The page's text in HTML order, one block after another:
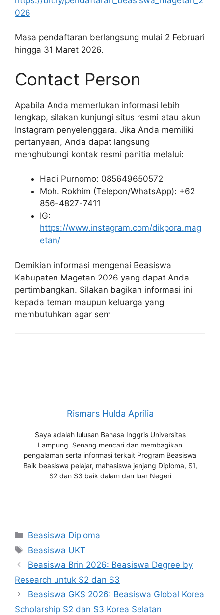
026
Masa pendaftaran berlangsung mulai 2 Februari
hingga 31 Maret 2026.
Contact Person
Apabila Anda memerlukan informasi lebih
lengkap, silakan kunjungi situs resmi atau akun
Instagram penyelenggara. Jika Anda memiliki
pertanyaan, Anda dapat langsung
menghubungi kontak resmi panitia melalui:
Hadi Purnomo: 085649650572
Moh. Rokhim (Telepon/WhatsApp): +62
856-4827-7411
IG:
https://www.instagram.com/dikpora.mag
etan/
Demikian informasi mengenai Beasiswa
Kabupaten Magetan 2026 yang dapat Anda
pertimbangkan. Silakan bagikan informasi ini
kepada teman maupun keluarga yang
membutuhkan agar sem
Rismars Hulda Aprilia
Saya adalah lulusan Bahasa Inggris Universitas
Lampung. Senang mencari dan membagikan
pengalaman serta informasi terkait Program Beasiswa
Baik beasiswa pelajar, mahasiswa jenjang Diploma, S1,
S2 dan S3 baik dalam dan luar Negeri
Kategori
Beasiswa Diploma
Tag
Beasiswa UKT
Beasiswa Brin 2026: Beasiswa Degree by
Research untuk S2 dan S3
Beasiswa GKS 2026: Beasiswa Global Korea
Scholarship S2 dan S3 Korea Selatan